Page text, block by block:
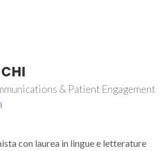
& Patient Engagement
con laurea in lingue e letterature